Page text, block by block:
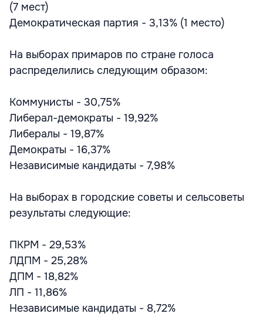
(7 мест)
Демократическая партия - 3,13% (1 место)
На выборах примаров по стране голоса
распределились следующим образом:
Коммунисты - 30,75%
Либерал-демократы - 19,92%
Либералы - 19,87%
Демократы - 16,37%
Независимые кандидаты - 7,98%
На выборах в городские советы и сельсоветы
результаты следующие:
ПКРМ - 29,53%
ЛДПМ - 25,28%
ДПМ - 18,82%
ЛП - 11,86%
Независимые кандидаты - 8,72%